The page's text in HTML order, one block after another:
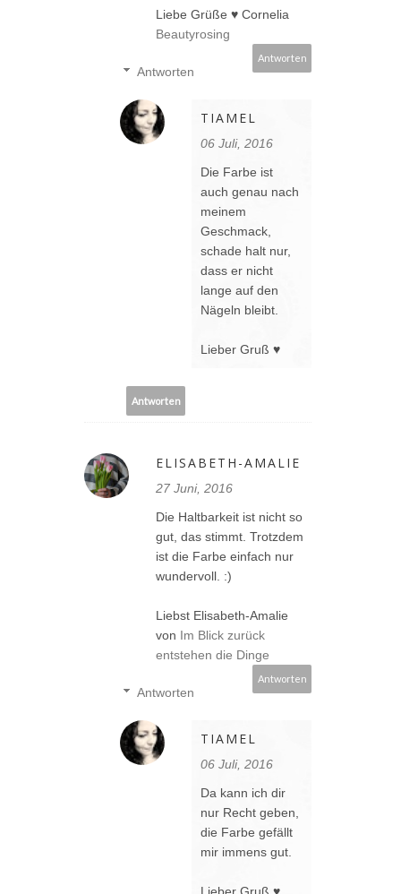
Liebe Grüße ♥ Cornelia
Beautyrosing
Antworten
Antworten
TIAMEL
06 Juli, 2016
Die Farbe ist
auch genau nach
meinem
Geschmack,
schade halt nur,
dass er nicht
lange auf den
Nägeln bleibt.
Lieber Gruß ♥
Antworten
ELISABETH-AMALIE
27 Juni, 2016
Die Haltbarkeit ist nicht so
gut, das stimmt. Trotzdem
ist die Farbe einfach nur
wundervoll. :)
Liebst Elisabeth-Amalie
von Im Blick zurück
entstehen die Dinge
Antworten
Antworten
TIAMEL
06 Juli, 2016
Da kann ich dir
nur Recht geben,
die Farbe gefällt
mir immens gut.